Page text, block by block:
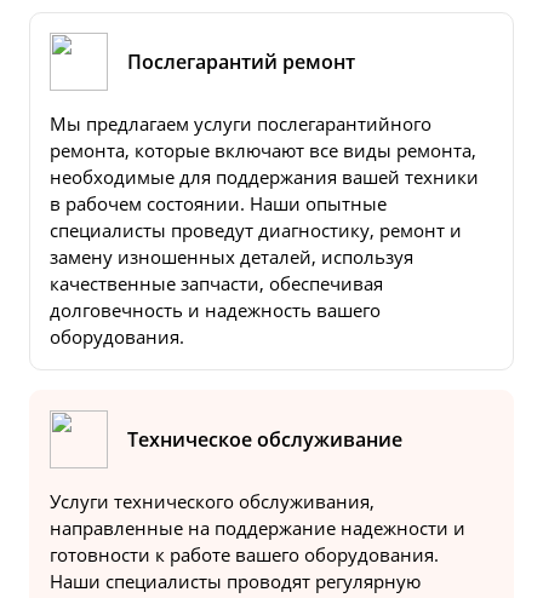
Послегарантий ремонт
Мы предлагаем услуги послегарантийного
ремонта, которые включают все виды ремонта,
необходимые для поддержания вашей техники
в рабочем состоянии. Наши опытные
специалисты проведут диагностику, ремонт и
замену изношенных деталей, используя
качественные запчасти, обеспечивая
долговечность и надежность вашего
оборудования.
Техническое обслуживание
Услуги технического обслуживания,
направленные на поддержание надежности и
готовности к работе вашего оборудования.
Наши специалисты проводят регулярную